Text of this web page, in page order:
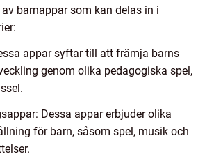
barnappar som kan delas in i
appar syftar till att främja barns
genom olika pedagogiska spel,
Dessa appar erbjuder olika
för barn, såsom spel, musik och